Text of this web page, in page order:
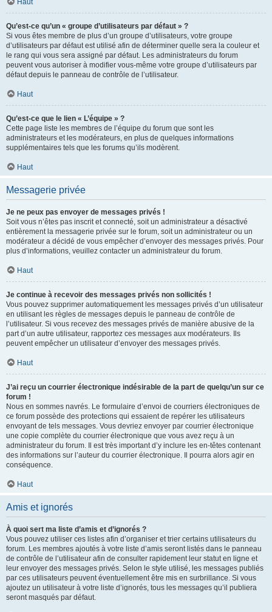
Haut
Qu’est-ce qu’un « groupe d’utilisateurs par défaut » ?
Si vous êtes membre de plus d’un groupe d’utilisateurs, votre groupe
d’utilisateurs par défaut est utilisé afin de déterminer quelle sera la couleur et
le rang qui vous sera assigné par défaut. Les administrateurs du forum
peuvent vous autoriser à modifier vous-même votre groupe d’utilisateurs par
défaut depuis le panneau de contrôle de l’utilisateur.
Haut
Qu’est-ce que le lien « L’équipe » ?
Cette page liste les membres de l’équipe du forum que sont les
administrateurs et les modérateurs, en plus de quelques informations
supplémentaires tels que les forums qu’ils modèrent.
Haut
Messagerie privée
Je ne peux pas envoyer de messages privés !
Soit vous n’êtes pas inscrit et connecté, soit un administrateur a désactivé
entièrement la messagerie privée sur le forum, soit un administrateur ou un
modérateur a décidé de vous empêcher d’envoyer des messages privés. Pour
plus d’informations, veuillez contacter un administrateur du forum.
Haut
Je continue à recevoir des messages privés non sollicités !
Vous pouvez supprimer automatiquement les messages privés d’un utilisateur
en utilisant les règles de messages depuis le panneau de contrôle de
l’utilisateur. Si vous recevez des messages privés de manière abusive de la
part d’un autre utilisateur, rapportez ces messages aux modérateurs. Ils
peuvent empêcher un utilisateur d’envoyer des messages privés.
Haut
J’ai reçu un courrier électronique indésirable de la part de quelqu’un sur ce
forum !
Nous en sommes navrés. Le formulaire d’envoi de courriers électroniques de
ce forum possède des protections qui essaient de repérer les utilisateurs
envoyant de tels messages. Vous devriez envoyer par courrier électronique
une copie complète du courrier électronique que vous avez reçu à un
administrateur du forum. Il est très important d’y inclure les en-têtes contenant
des informations sur l’auteur du courrier électronique. Il pourra alors agir en
conséquence.
Haut
Amis et ignorés
À quoi sert ma liste d’amis et d’ignorés ?
Vous pouvez utiliser ces listes afin d’organiser et trier certains utilisateurs du
forum. Les membres ajoutés à votre liste d’amis seront listés dans le panneau
de contrôle de l’utilisateur afin de consulter rapidement leur statut en ligne et
leur envoyer des messages privés. Selon le style utilisé, les messages publiés
par ces utilisateurs peuvent éventuellement être mis en surbrillance. Si vous
ajoutez un utilisateur à votre liste d’ignorés, tous les messages qu’il publiera
seront masqués par défaut.